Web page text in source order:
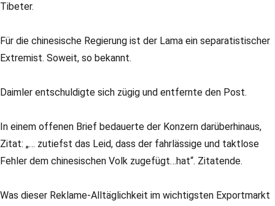
Tibeter.
Für die chinesische Regierung ist der Lama ein separatistischer
Extremist. Soweit, so bekannt.
Daimler entschuldigte sich zügig und entfernte den Post.
In einem offenen Brief bedauerte der Konzern darüberhinaus,
Zitat: „… zutiefst das Leid, dass der fahrlässige und taktlose
Fehler dem chinesischen Volk zugefügt…hat“. Zitatende.
Was dieser Reklame-Alltäglichkeit im wichtigsten Exportmarkt